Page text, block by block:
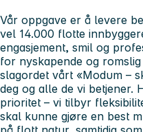
Vår oppgave er å levere
vel 14.000 flotte
engasjement, smil og
for nyskapende og
slagordet vårt «Modum –
deg og alle de vi
prioritet – vi tilbyr
skal kunne gjøre en best